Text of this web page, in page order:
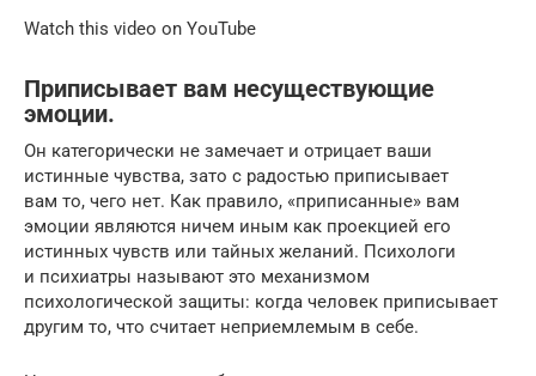
Watch this video on YouTube
Приписывает вам несуществующие
эмоции.
Он категорически не замечает и отрицает ваши
истинные чувства, зато с радостью приписывает
вам то, чего нет. Как правило, «приписанные» вам
эмоции являются ничем иным как проекцией его
истинных чувств или тайных желаний. Психологи
и психиатры называют это механизмом
психологической защиты: когда человек приписывает
другим то, что считает неприемлемым в себе.